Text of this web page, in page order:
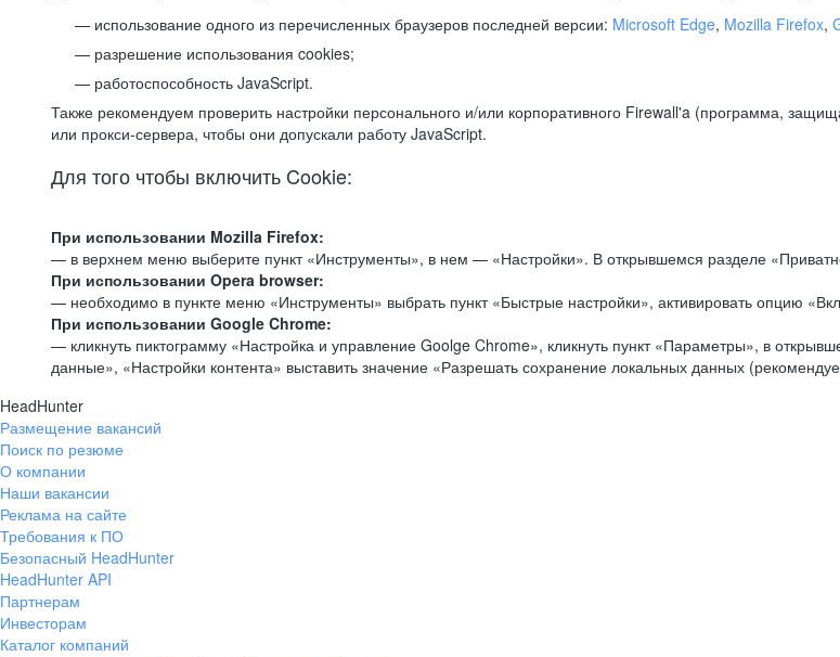
использование одного из перечисленных браузеров последней версии: Microsoft Edge, Mozilla Firefox,
разрешение использования cookies;
работоспособность JavaScript.
Также рекомендуем проверить настройки персонального и/или корпоративного Firewall'a (программа,
или прокси-сервера, чтобы они допускали работу JavaScript.
Для того чтобы включить Cookie:
При использовании Mozilla Firefox:
— в верхнем меню выберите пункт «Инструменты», в нем — «Настройки». В открывшемся разделе
При использовании Opera browser:
— необходимо в пункте меню «Инструменты» выбрать пункт «Быстрые настройки», активировать опцию
При использовании Google Chrome:
— кликнуть пиктограмму «Настройка и управление Goolge Chrome», кликнуть пункт «Параметры», в
данные», «Настройки контента» выставить значение «Разрешать сохранение локальных данных
HeadHunter
Размещение вакансий
Поиск по резюме
О компании
Наши вакансии
Реклама на сайте
Требования к ПО
Безопасный HeadHunter
HeadHunter API
Партнерам
Инвесторам
Каталог компаний